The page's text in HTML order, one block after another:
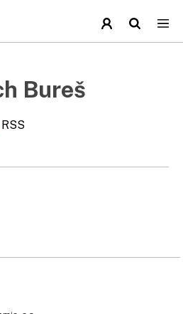
Bureš
RSS